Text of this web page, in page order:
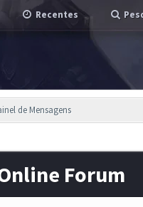
Recentes
de Mensagens
Forum